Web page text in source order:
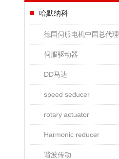
哈默纳科
德国伺服电机中国总代理
伺服驱动器
DD马达
speed seducer
rotary actuator
Harmonic reducer
谐波传动